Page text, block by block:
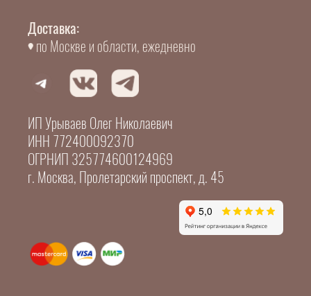
Доставка:
по Москве и области, ежедневно
ИП Урываев Олег Николаевич
ИНН 772400092370
ОГРНИП 325774600124969
г. Москва, Пролетарский проспект, д. 45